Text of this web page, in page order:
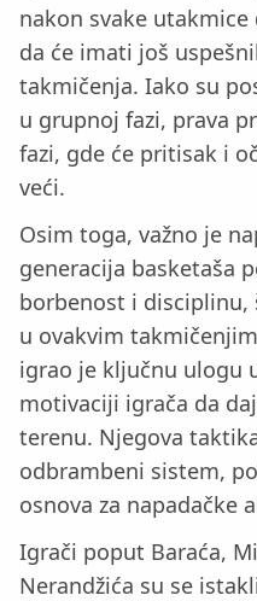
nakon svake
da će imati još
takmičenja. Iako su
u grupnoj fazi, prava
fazi, gde će pritisak i
veći.
Osim toga, važno je
generacija basketaša
borbenost i disciplinu,
u ovakvim
igrao je ključnu ulogu
motivaciji igrača da
terenu. Njegova
odbrambeni sistem,
osnova za napadačke
Igrači poput Baraća,
Nerandžića su se